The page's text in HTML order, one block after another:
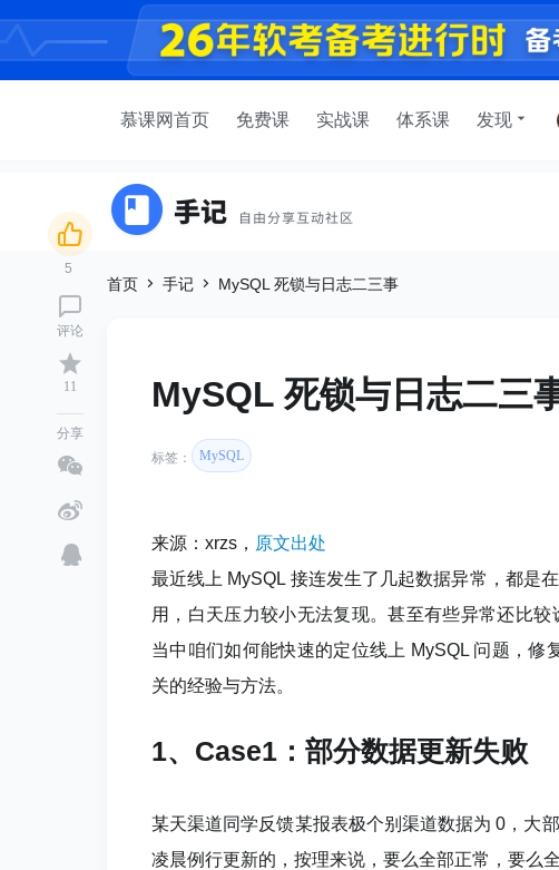
慕课网首页 免费课 实战课 体系课 发现
首页 手记 MySQL 死锁与日志二三事
5
评论
11
分享
MySQL 死锁与日志二三
标签： MySQL
来源：xrzs， 原文出处
最近线上 MySQL 接连发生了几起数据异常，都是
用，白天压力较小无法复现。甚至有些异常还比
当中咱们如何能快速的定位线上 MySQL 问题，
关的经验与方法。
1、Case1：部分数据更新失败
某天渠道同学反馈某报表极个别渠道数据为 0，大
凌晨例行更新的，按理来说，要么全部正常，要么